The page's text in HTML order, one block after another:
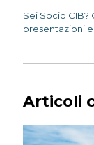
Sei Socio CIB?
presentazioni
Articoli